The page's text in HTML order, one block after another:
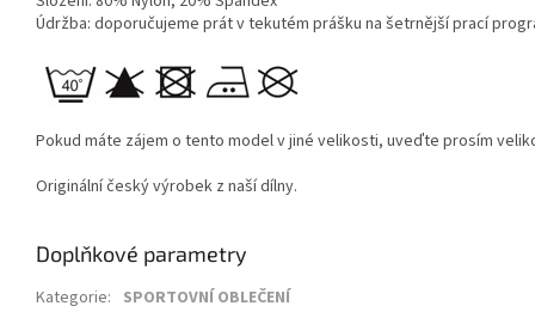
Údržba: doporučujeme prát v tekutém prášku na šetrnější prací
Pokud máte zájem o tento model v jiné velikosti, uveďte prosím
Originální český výrobek z naší dílny.
Doplňkové parametry
Kategorie: SPORTOVNÍ OBLEČENÍ